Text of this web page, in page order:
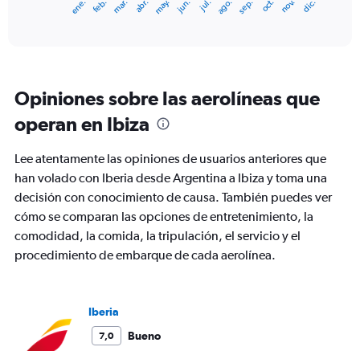
categories.
chart
1
Y
axis
values.
Range:
0
ene. feb. mar. abr. may. jun. jul. ago. sep. oct. nov. dic.
Opiniones sobre las aerolíneas que
operan en Ibiza
Lee atentamente las opiniones de usuarios anteriores que
han volado con Iberia desde Argentina a Ibiza y toma una
decisión con conocimiento de causa. También puedes ver
cómo se comparan las opciones de entretenimiento, la
comodidad, la comida, la tripulación, el servicio y el
procedimiento de embarque de cada aerolínea.
Iberia
7,0 Bueno